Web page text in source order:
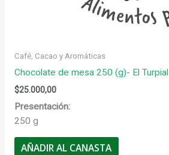
Café, Cacao y Aromáticas
Chocolate de mesa 250 (g)- El Turpial
$25.000,00
Presentación:
250 g
AÑADIR AL CANASTA